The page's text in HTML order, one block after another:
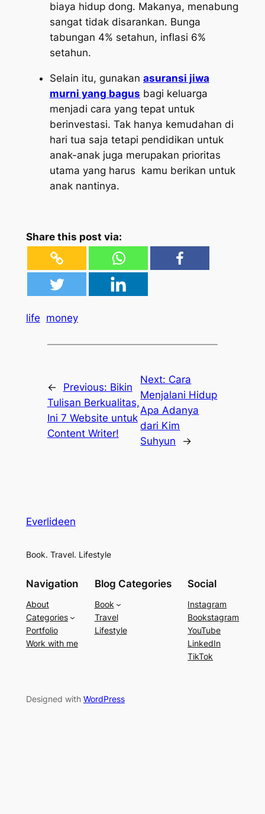
biaya hidup dong. Makanya, menabung
sangat tidak disarankan. Bunga
tabungan 4% setahun, inflasi 6%
setahun.
Selain itu, gunakan asuransi jiwa
murni yang bagus bagi keluarga
menjadi cara yang tepat untuk
berinvestasi. Tak hanya kemudahan di
hari tua saja tetapi pendidikan untuk
anak-anak juga merupakan prioritas
utama yang harus kamu berikan untuk
anak nantinya.
Share this post via:
life money
← Previous: Bikin
Tulisan Berkualitas,
Ini 7 Website untuk
Content Writer!
Next: Cara
Menjalani Hidup
Apa Adanya
dari Kim
Suhyun
→
Everlideen
Book. Travel. Lifestyle
Navigation
About
Categories
Portfolio
Work with me
Blog Categories
Book
Travel
Lifestyle
Social
Instagram
Bookstagram
YouTube
LinkedIn
TikTok
Designed with WordPress